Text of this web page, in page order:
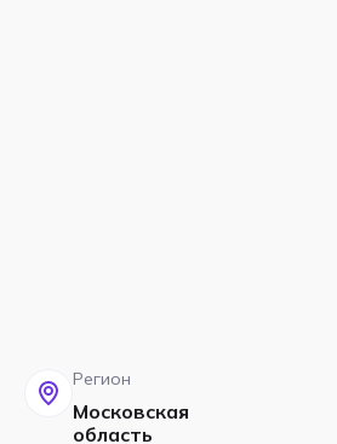
Регион
Московская
область